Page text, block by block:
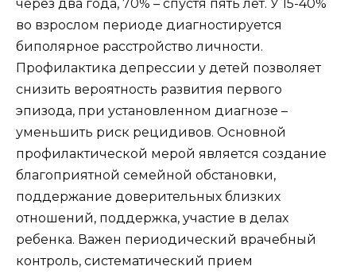
через два года, 70% – спустя пять лет. У 15-40%
во взрослом периоде диагностируется
биполярное расстройство личности.
Профилактика депрессии у детей позволяет
снизить вероятность развития первого
эпизода, при установленном диагнозе –
уменьшить риск рецидивов. Основной
профилактической мерой является создание
благоприятной семейной обстановки,
поддержание доверительных близких
отношений, поддержка, участие в делах
ребенка. Важен периодический врачебный
контроль, систематический прием